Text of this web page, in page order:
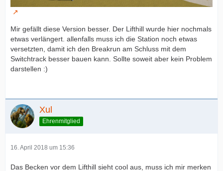
Mir gefällt diese Version besser. Der Lifthill wurde hier nochmals
etwas verlängert. allenfalls muss ich die Station noch etwas
versetzten, damit ich den Breakrun am Schluss mit dem
Switchtrack besser bauen kann. Sollte soweit aber kein Problem
darstellen :)
Xul
Ehrenmitglied
16. April 2018 um 15:36
Das Becken vor dem Lifthill sieht cool aus, muss ich mir merken